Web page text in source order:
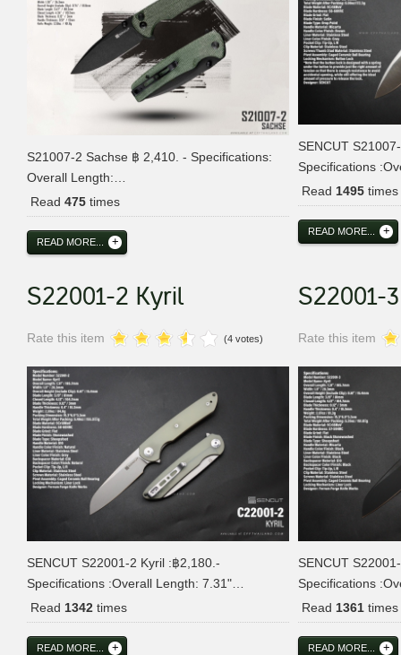
S21007-2 Sachse ฿ 2,410. - Specifications:
Overall Length:…
Read 475 times
READ MORE...
SENCUT
Specifications
Read 1495 times
READ MORE...
S22001-2 Kyril
Rate this item (4 votes)
SENCUT S22001-2 Kyril :฿2,180.-
Specifications :Overall Length: 7.31"…
Read 1342 times
READ MORE...
S22001-
Rate this item
SENCUT
Specifications
Read 1361 times
READ MORE...